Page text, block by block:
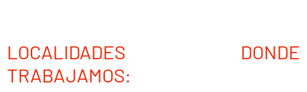
LOCALIDADES DONDE
TRABAJAMOS: